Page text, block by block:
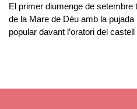
El primer diumenge de
de la Mare de Déu amb la pujada
popular davant l’oratori del castell